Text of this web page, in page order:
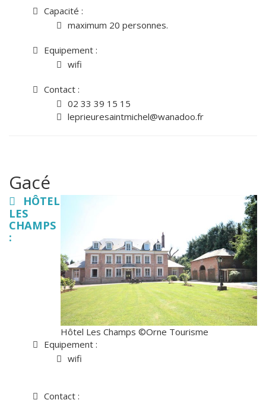
Capacité :
maximum 20 personnes.
Equipement :
wifi
Contact :
02 33 39 15 15
leprieuresaintmichel@wanadoo.fr
Gacé
Hôtel Les Champs ©Orne Tourisme
HÔTEL
LES
CHAMPS
:
Equipement :
wifi
Contact :